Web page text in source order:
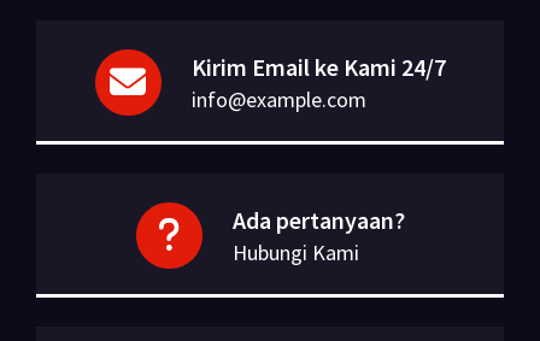
Kirim Email ke Kami 24/7
info@example.com
Ada pertanyaan?
Hubungi Kami